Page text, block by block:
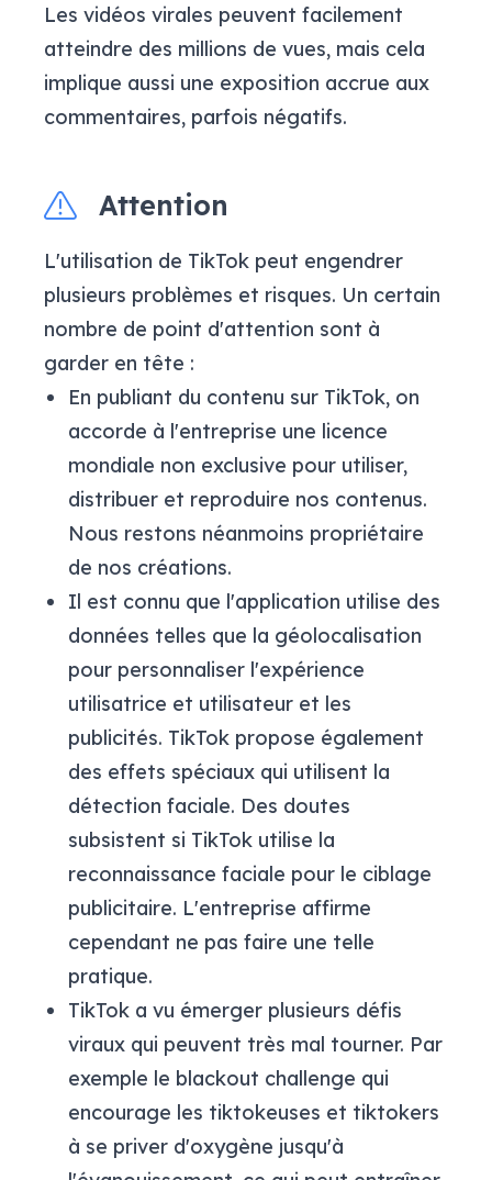
Les vidéos virales peuvent facilement
atteindre des millions de vues, mais cela
implique aussi une exposition accrue aux
commentaires, parfois négatifs.
Attention
L'utilisation de TikTok peut engendrer
plusieurs problèmes et risques. Un certain
nombre de point d'attention sont à
garder en tête :
En publiant du contenu sur TikTok, on
accorde à l'entreprise une licence
mondiale non exclusive pour utiliser,
distribuer et reproduire nos contenus.
Nous restons néanmoins propriétaire
de nos créations.
Il est connu que l'application utilise des
données telles que la géolocalisation
pour personnaliser l'expérience
utilisatrice et utilisateur et les
publicités. TikTok propose également
des effets spéciaux qui utilisent la
détection faciale. Des doutes
subsistent si TikTok utilise la
reconnaissance faciale pour le ciblage
publicitaire. L'entreprise affirme
cependant ne pas faire une telle
pratique.
TikTok a vu émerger plusieurs défis
viraux qui peuvent très mal tourner. Par
exemple le blackout challenge qui
encourage les tiktokeuses et tiktokers
à se priver d'oxygène jusqu'à